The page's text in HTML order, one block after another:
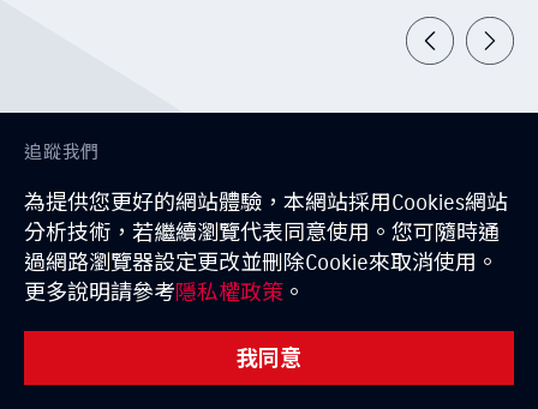
據點資訊 預約試乘
追蹤我們
Facebook Instagram YouTube TikTok
訂閱電子報
經銷商一覽
為提供您更好的網站體驗，本網站採用Cookies網站
分析技術，若繼續瀏覽代表同意使用。您可隨時通
過網路瀏覽器設定更改並刪除Cookie來取消使用。
更多說明請參考隱私權政策 。
我同意